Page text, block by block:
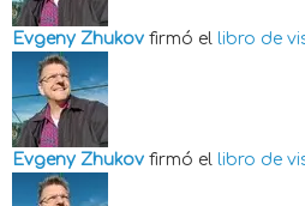
Evgeny Zhukov firmó el libro de
Evgeny Zhukov firmó el libro de